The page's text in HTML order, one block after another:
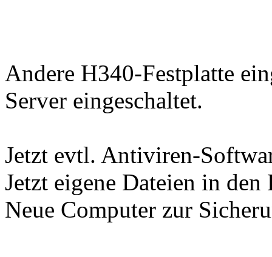
Andere H340-Festplatte
Server eingeschaltet.
Jetzt evtl. Antiviren-
Jetzt eigene Dateien in den
Neue Computer zur